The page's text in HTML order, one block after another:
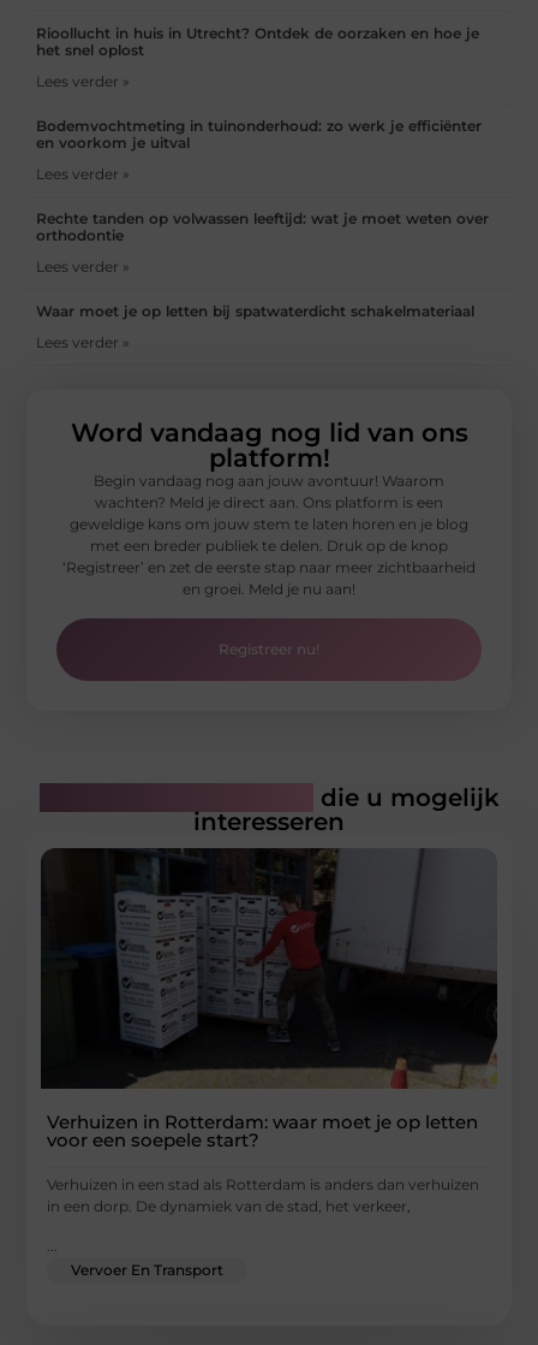
Rioollucht in huis in Utrecht? Ontdek de oorzaken en hoe je
het snel oplost
Lees verder »
Bodemvochtmeting in tuinonderhoud: zo werk je efficiënter
en voorkom je uitval
Lees verder »
Rechte tanden op volwassen leeftijd: wat je moet weten over
orthodontie
Lees verder »
Waar moet je op letten bij spatwaterdicht schakelmateriaal
Lees verder »
Word vandaag nog lid van ons
platform!
Begin vandaag nog aan jouw avontuur! Waarom
wachten? Meld je direct aan. Ons platform is een
geweldige kans om jouw stem te laten horen en je blog
met een breder publiek te delen. Druk op de knop
‘Registreer’ en zet de eerste stap naar meer zichtbaarheid
en groei. Meld je nu aan!
Registreer nu!
die u mogelijk
interesseren
Verhuizen in Rotterdam: waar moet je op letten
voor een soepele start?
Verhuizen in een stad als Rotterdam is anders dan verhuizen
in een dorp. De dynamiek van de stad, het verkeer,
Vervoer En Transport